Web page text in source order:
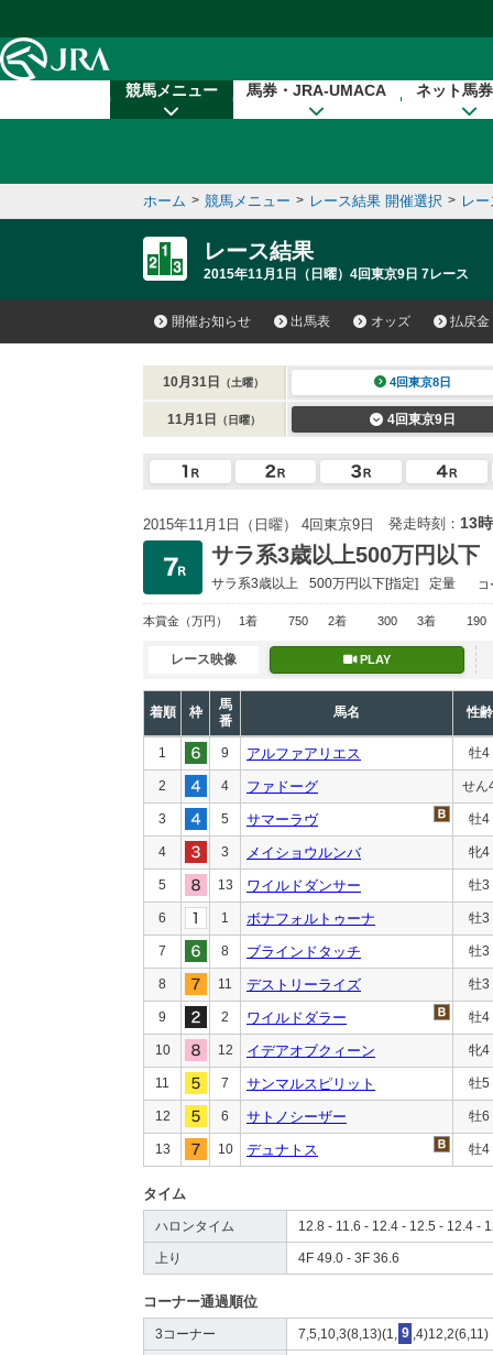
競馬メニュー 馬券・JRA-UMACA ネット馬
ホーム > 競馬メニュー > レース結果 開催選択 > レ
レース結果
2015年11月1日（日曜）4回東京9日 7レース
開催お知らせ 出馬表 オッズ 払戻金
10月31日 （土曜） 4回東京8日
11月1日 （日曜） 4回東京9日
2015年11月1日（日曜） 4回東京9日 発走時刻： 13
サラ系3歳以上500万円以下
サラ系3歳以上 500万円以下[指定] 定量
本賞金 （万円） 1着 750 2着 300 3着 190
レース映像 PLAY
着順 枠
馬
番
馬名 性齢
1 9 アルファアリエス 牡4
2 4 ファドーグ せん
3 5 サマーラヴ 牡4
4 3 メイショウルンバ 牝4
5 13 ワイルドダンサー 牡3
6 1 ボナフォルトゥーナ 牡3
7 8 ブラインドタッチ 牡3
8 11 デストリーライズ 牡3
9 2 ワイルドダラー 牡4
10 12 イデアオブクィーン 牝4
11 7 サンマルスピリット 牡5
12 6 サトノシーザー 牡6
13 10 デュナトス 牡4
タイム
ハロンタイム 12.8 - 11.6 - 12.4 - 12.5 - 12.4 -
上り 4F 49.0 - 3F 36.6
コーナー通過順位
3コーナー 7,5,10,3(8,13)(1, 9 ,4)12,2(6,11)